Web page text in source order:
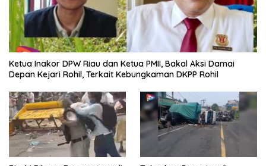
Ketua Inakor DPW Riau dan Ketua PMII, Bakal Aksi Damai
Depan Kejari Rohil, Terkait Kebungkaman DKPP Rohil